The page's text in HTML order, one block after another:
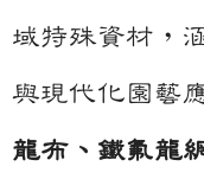
域特殊資材，
與現代化園藝
龍布、鐵氟龍